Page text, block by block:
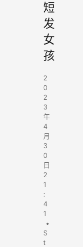
短
发
女
孩
2
0
2
3
年
4
月
3
0
日
2
1
:
4
1
•
S
t